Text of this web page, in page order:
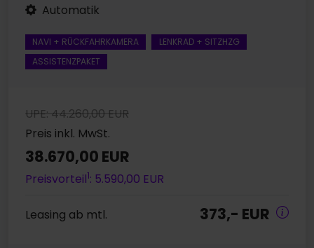
Automatik
NAVI + RÜCKFAHRKAMERA
LENKRAD + SITZHZG
ASSISTENZPAKET
UPE: 44.260,00 EUR
Preis inkl. MwSt.
38.670,00 EUR
Preisvorteil1: 5.590,00 EUR
Leasing ab mtl. 373,- EUR